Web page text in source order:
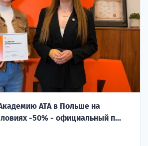
ATA в Польше на
-50% - официальный п...